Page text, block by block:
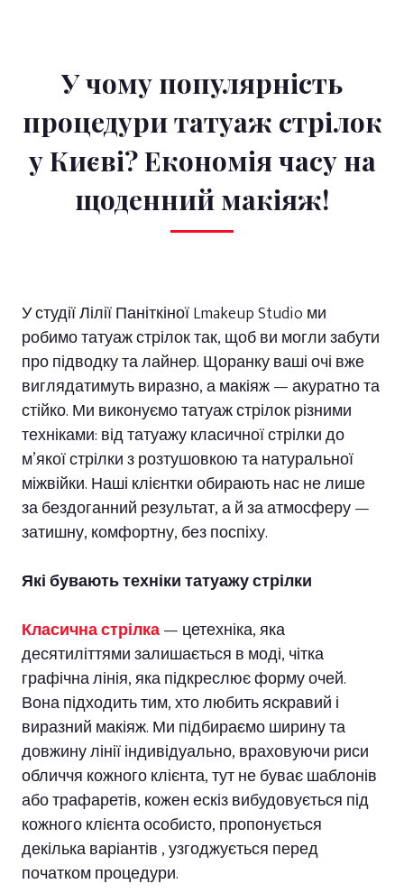
У чому популярність
процедури татуаж стрілок
у Києві? Економія часу на
щоденний макіяж!
У студії Лілії Паніткіної Lmakeup Studio ми
робимо татуаж стрілок так, щоб ви могли забути
про підводку та лайнер. Щоранку ваші очі вже
виглядатимуть виразно, а макіяж — акуратно та
стійко. Ми виконуємо татуаж стрілок різними
техніками: від татуажу класичної стрілки до
м’якої стрілки з розтушовкою та натуральної
міжвійки. Наші клієнтки обирають нас не лише
за бездоганний результат, а й за атмосферу —
затишну, комфортну, без поспіху.
Які бувають техніки татуажу стрілки
Класична стрілка— цетехніка, яка
десятиліттями залишається в моді, чітка
графічна лінія, яка підкреслює форму очей.
Вона підходить тим, хто любить яскравий і
виразний макіяж. Ми підбираємо ширину та
довжину лінії індивідуально, враховуючи риси
обличчя кожного клієнта, тут не буває шаблонів
або трафаретів, кожен ескіз вибудовується під
кожного клієнта особисто, пропонується
декілька варіантів , узгоджується перед
початком процедури.